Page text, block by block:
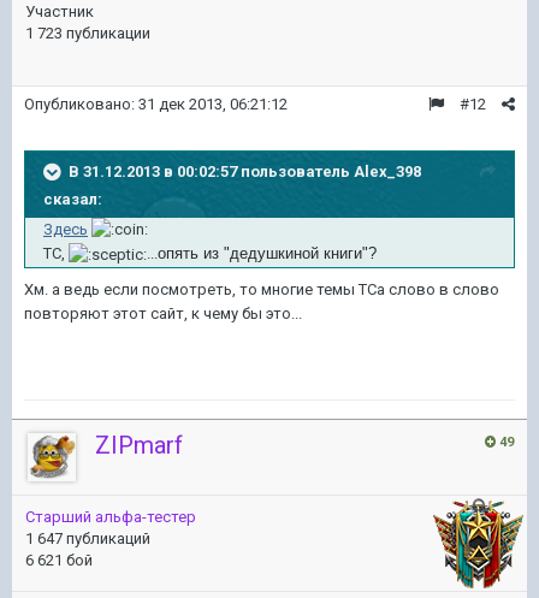
Участник
1 723 публикации
#12
Опубликовано: 31 дек 2013, 06:21:12
В 31.12.2013 в 00:02:57 пользователь Alex_398
сказал:
Здесь
ТС,
...опять из "дедушкиной книги"?
Хм. а ведь если посмотреть, то многие темы ТСа слово в слово
повторяют этот сайт, к чему бы это...
49
ZIPmarf
Старший альфа-тестер
1 647 публикаций
6 621 бой